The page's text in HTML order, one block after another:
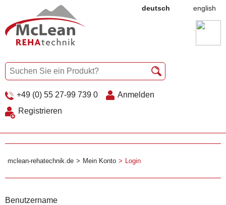
deutsch english
+49 (0) 55 27-99 739 0
Anmelden
Registrieren
mclean-rehatechnik.de Mein Konto Login
Benutzername